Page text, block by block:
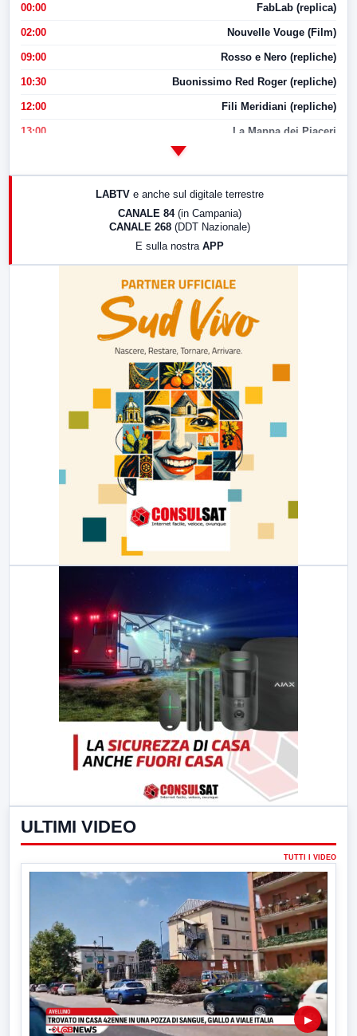
00:00 FabLab (replica)
02:00 Nouvelle Vouge (Film)
09:00 Rosso e Nero (repliche)
10:30 Buonissimo Red Roger (repliche)
12:00 Fili Meridiani (repliche)
13:00 La Mappa dei Piaceri
LABTV e anche sul digitale terrestre
CANALE 84 (in Campania)
CANALE 268 (DDT Nazionale)
E sulla nostra APP
ULTIMI VIDEO
TUTTI I VIDEO
▶